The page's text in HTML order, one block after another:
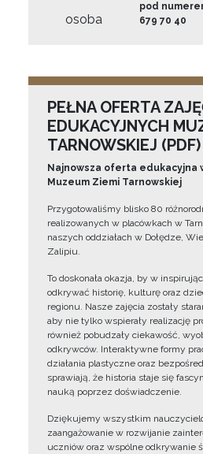
osoba
pod
679 70 40
PEŁNA OFERTA
EDUKACYJNYCH
TARNOWSKIEJ (PDF)
Najnowsza oferta edukacyjna
Muzeum Ziemi Tarnowskiej
Przygotowaliśmy blisko 80
realizowanych w placówkach w
naszych oddziałach w Dołędze,
Zalipiu.
To doskonała okazja, by w
odkrywać historię, kulturę oraz
regionu. Nasze zajęcia zostały
aby nie tylko wspierały realizację
również pobudzały ciekawość,
odkrywców. Interaktywne formy
działania plastyczne oraz
sprawiają, że historia staje się
nauką poprzez doświadczenie.
Dziękujemy wszystkim
zaangażowanie w rozwijanie
uczniów oraz wspólne odkrywanie